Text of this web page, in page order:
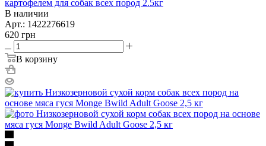
картофелем для собак всех пород 2.5кг
В наличии
Арт.: 1422276619
620 грн
В корзину